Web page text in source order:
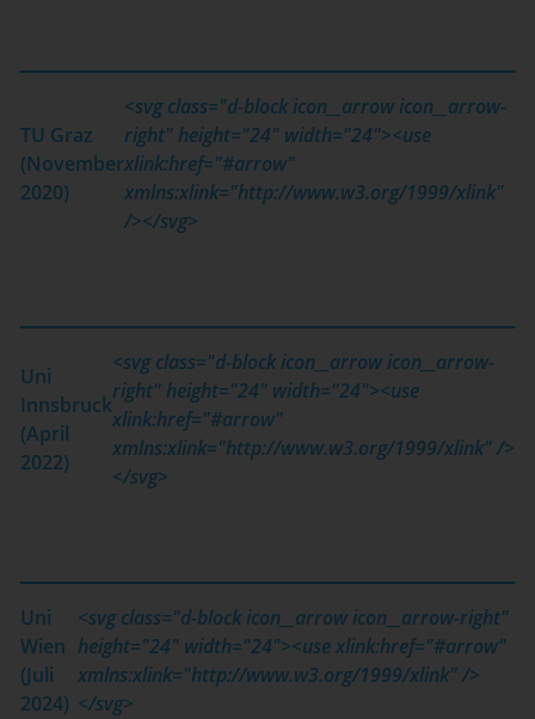
TU Graz
(November
2020)
<svg class="d-block icon__arrow icon__arrow-
right" height="24" width="24"><use
xlink:href="#arrow"
xmlns:xlink="http://www.w3.org/1999/xlink"
/></svg>
Uni
Innsbruck
(April
2022)
<svg class="d-block icon__arrow icon__arrow-
right" height="24" width="24"><use
xlink:href="#arrow"
xmlns:xlink="http://www.w3.org/1999/xlink" />
</svg>
Uni
Wien
(Juli
2024)
<svg class="d-block icon__arrow icon__arrow-right"
height="24" width="24"><use xlink:href="#arrow"
xmlns:xlink="http://www.w3.org/1999/xlink" />
</svg>